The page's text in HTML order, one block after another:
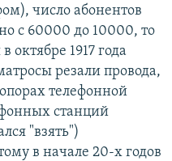
число абонентов
с 60000 до 10000, то
октябре 1917 года
резали провода,
телефонной
станций
"взять")
в начале 20-х годов